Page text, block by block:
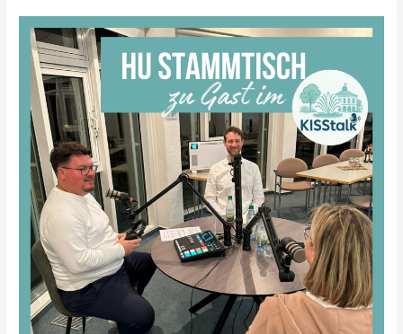
HU-
Stammtisch
Januar
HeimatUnternehmen
im
KISSTalk